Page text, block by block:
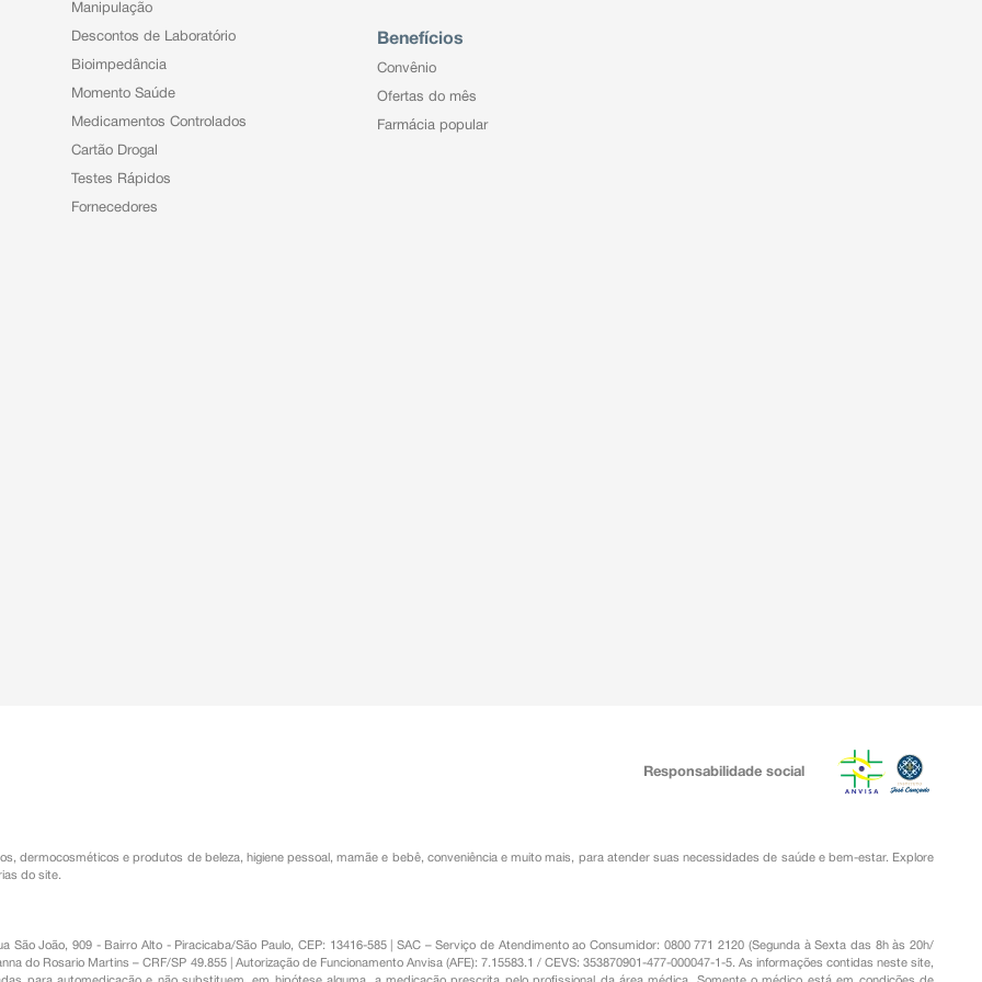
Manipulação
Descontos de Laboratório
Bioimpedância
Momento Saúde
Medicamentos Controlados
Cartão Drogal
Testes Rápidos
Fornecedores
Benefícios
Convênio
Ofertas do mês
Farmácia popular
Responsabilidade social
,dermocosméticos e produtos de beleza, higiene pessoal ,mamãe e bebê, conveniênciae muito mais, para atender suas necessidades de saúde e bem-estar. Explore
do site.
São João, 909 - Bairro Alto - Piracicaba/São Paulo, CEP: 13416-585 | SAC – Serviço de Atendimento ao Consumidor: 0800 771 2120 (Segunda à Sexta das 8h às 20h/
do Rosario Martins – CRF/SP 49.855 | Autorização de Funcionamento Anvisa (AFE): 7.15583.1 / CEVS: 353870901-477-000047-1-5. As informações contidas neste site,